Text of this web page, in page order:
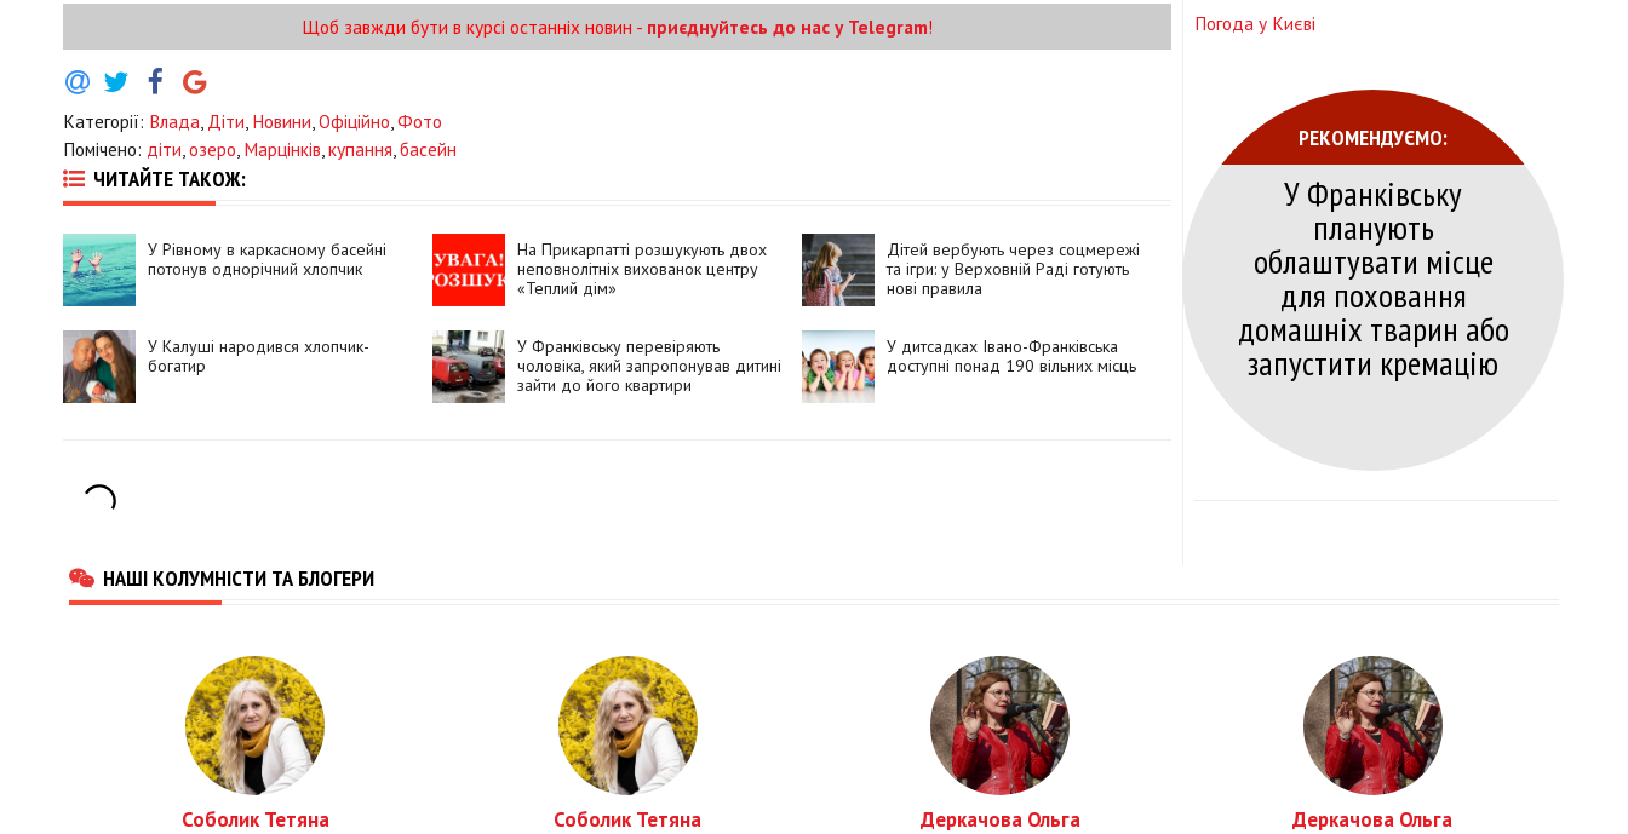
Щоб завжди бути в курсі останніх новин - приєднуйтесь до нас у Telegram!
Категорії: Влада, Діти, Новини,Офіційно,Фото
Помічено: діти,озеро, Марцінків,купання,басейн
ЧИТАЙТЕ ТАКОЖ:
У Рівному в каркасному басейні
потонув однорічний хлопчик
На Прикарпатті розшукують двох
неповнолітніх вихованок центру
«Теплий дім»
Дітей вербують через соцмережі
та ігри: у Верховній Раді готують
нові правила
У Калуші народився хлопчик-
богатир
У Франківську перевіряють
чоловіка, який запропонував дитині
зайти до його квартири
У дитсадках Івано-Франківська
доступні понад 190 вільних місць
Погода у Києві
РЕКОМЕНДУЄМО:
У Франківську
планують
облаштувати місце
для поховання
домашніх тварин або
запустити кремацію
НАШІ КОЛУМНІСТИ ТА БЛОГЕРИ
Соболик Тетяна
Соболик Тетяна
Деркачова Ольга
Деркачова Ольга